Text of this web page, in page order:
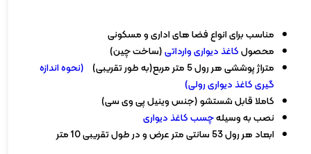
مناسب برای انواع فضا های اداری و مسکونی
محصولکاغذ دیواری وارداتی(ساخت چین)
متراژ پوششی هر رول 5 متر مربع(به طور تقریبی)
(نحوه اندازه
گیری کاغذ دیواری رولی)
کاملا قابل شستشو (جنس وینیل پی وی سی)
نصب به وسیلهچسب کاغذ دیواری
ابعاد هر رول 53 سانتی متر عرض و در طول تقریبی 10 متر